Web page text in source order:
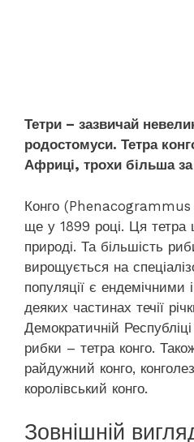
Тетри – зазвичай
родостомуси. Тетра
Африці, трохи більша
Конго
ще у 1899 році. Ця
природі. Та більшість
вирощується на
популяції є ендемічними
деяких частинах течії
Демократичній
рибки – тетра конго.
райдужний конго,
королівський конго.
Зовнішній